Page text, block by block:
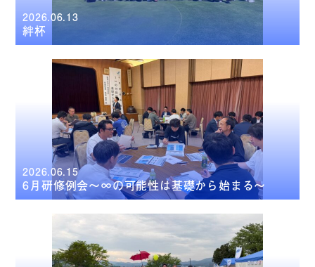
2026.06.13
絆杯
2026.06.15
6月研修例会～∞の可能性は基礎から始まる～